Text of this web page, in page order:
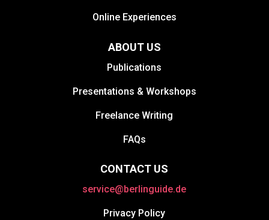
Online Experiences
ABOUT US
Publications
Presentations & Workshops
Freelance Writing
FAQs
CONTACT US
service@berlinguide.de
Privacy Policy